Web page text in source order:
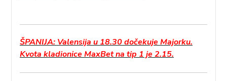
ŠPANIJA: Valensija u 18.30 dočekuje Majorku.
Kvota kladionice MaxBet na tip 1 je 2.15.